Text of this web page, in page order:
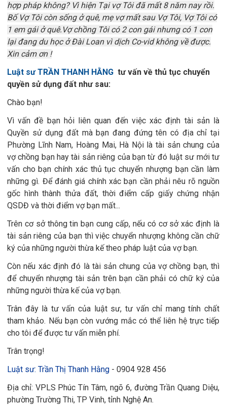
hợp pháp không? Vì hiện Tại vợ Tôi đã mất 8 năm nay rồi.
Bố Vợ Tôi còn sống ở quê, mẹ vợ mất sau Vợ Tôi, Vợ Tôi có
1 em gái ở quê.Vợ chồng Tôi có 2 con gái nhưng có 1 con
lại đang du học ở Đài Loan vì dịch Co-vid không về được.
Xin cảm ơn !
Luật sư TRẦN THANH HẰNG tư vấn về thủ tục chuyển
quyền sử dụng đất như sau:
Chào bạn!
Vì vấn đề bạn hỏi liên quan đến việc xác định tài sản là
Quyền sử dụng đất mà bạn đang đứng tên có địa chỉ tại
Phường Lĩnh Nam, Hoàng Mai, Hà Nội là tài sản chung của
vợ chồng bạn hay tài sản riêng của bạn từ đó luật sư mới tư
vấn cho bạn chính xác thủ tục chuyển nhượng bạn cần làm
những gì. Để đánh giá chính xác bạn cần phải nêu rõ nguồn
gốc hình thành thửa đất, thời điểm cấp giấy chứng nhận
QSDĐ và thời điểm vợ bạn mất...
Trên cơ sở thông tin bạn cung cấp, nếu có cơ sở xác định là
tài sản riêng của bạn thì việc chuyển nhượng không cần chữ
ký của những người thừa kế theo pháp luật của vợ bạn.
Còn nếu xác định đó là tài sản chung của vợ chồng bạn, thì
để chuyển nhượng tài sản trên bạn cần phải có chữ ký của
những người thừa kế của vợ bạn.
Trân đây là tư vấn của luật sư, tư vấn chỉ mang tính chất
tham khảo. Nếu bạn còn vướng mắc có thể liên hệ trực tiếp
cho tôi để được tư vấn miễn phí.
Trân trọng!
Luật sư: Trần Thị Thanh Hằng - 0904 928 456
Địa chỉ: VPLS Phúc Tín Tâm, ngõ 6, đường Trần Quang Diệu,
phường Trường Thi, TP Vinh, tỉnh Nghệ An.